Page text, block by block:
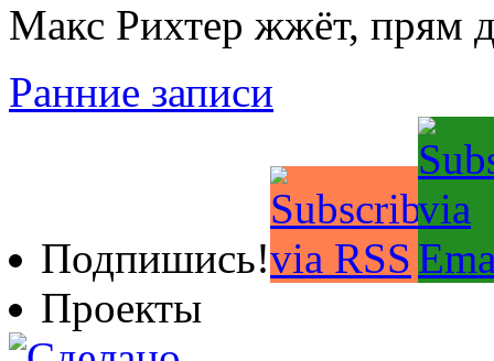
Макс Рихтер жжёт, прям
Ранние записи
Подпишись!
Проекты